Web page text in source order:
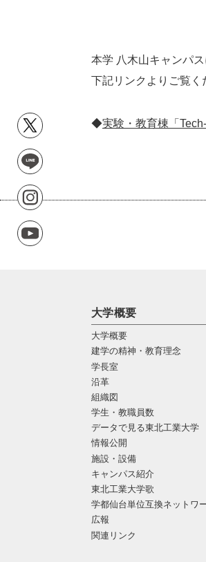
本学 八木山キャンパ
下記リンクよりご覧く
◆実験・教育棟「
大学概要
大学概要
建学の精神・教育理念
学長室
沿革
組織図
学生・教職員数
データで見る東北工業大学
情報公開
施設・設備
キャンパス紹介
東北工業大学歌
学都仙台単位互換ネットワ
広報
関連リンク